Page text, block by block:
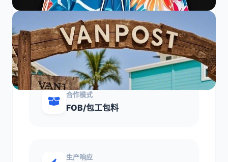
业务范围
OEM/代加工 / ODM/贴牌生产 /
FOB/包工包料 / OBM/自主品牌
合作模式
FOB/包工包料
生产响应